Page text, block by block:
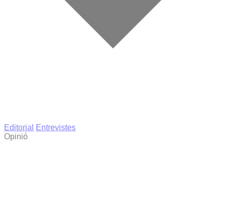
Editorial
Entrevistes
Opinió